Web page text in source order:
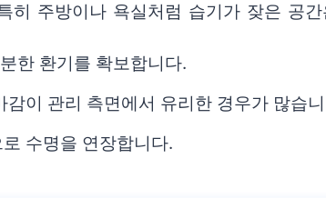
히 주방이나 욕실처럼 습기가 잦은 공
한 환기를 확보합니다.
이 관리 측면에서 유리한 경우가 많습
수명을 연장합니다.